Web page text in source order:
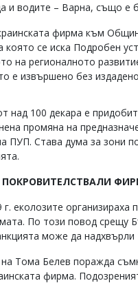
и водите – Варна, също е
фирма към
която се иска Подробен
на регионалното
е извършено без
над 100 декара е
промяна на
ПУП. Става дума за зони
ПОКРОВИТЕЛСТВАЛИ
еколозите организираха
По този повод срещу
може да
Тома Белев поражда
фирма.